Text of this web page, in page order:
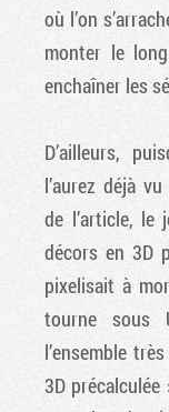
où l’on
monter le
enchaîner les
D’ailleurs,
l’aurez déjà
de l’article, le
décors en 3D
pixelisait à
tourne sous
l’ensemble
3D